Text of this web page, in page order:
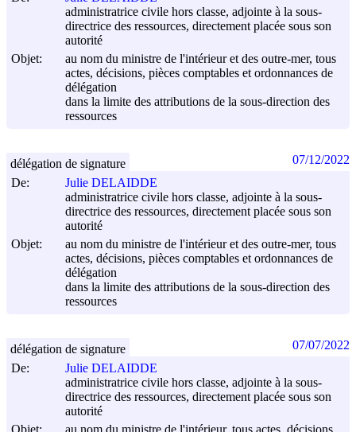
administratrice civile hors classe, adjointe à la sous-
directrice des ressources, directement placée sous son
autorité
Objet:
au nom du ministre de l'intérieur et des outre-mer, tous
actes, décisions, pièces comptables et ordonnances de
délégation
dans la limite des attributions de la sous-direction des
ressources
De:
Julie DELAIDDE
administratrice civile hors classe, adjointe à la sous-
directrice des ressources, directement placée sous son
autorité
Objet:
au nom du ministre de l'intérieur et des outre-mer, tous
actes, décisions, pièces comptables et ordonnances de
délégation
dans la limite des attributions de la sous-direction des
ressources
délégation de signature 07/12/2022
De:
Julie DELAIDDE
administratrice civile hors classe, adjointe à la sous-
directrice des ressources, directement placée sous son
autorité
Objet:
au nom du ministre de l'intérieur, tous actes, décisions,
délégation de signature 07/07/2022